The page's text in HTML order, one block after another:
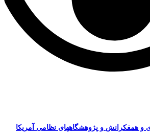
و همفکرانش و پژوهشگاههای نظامی آمریکا